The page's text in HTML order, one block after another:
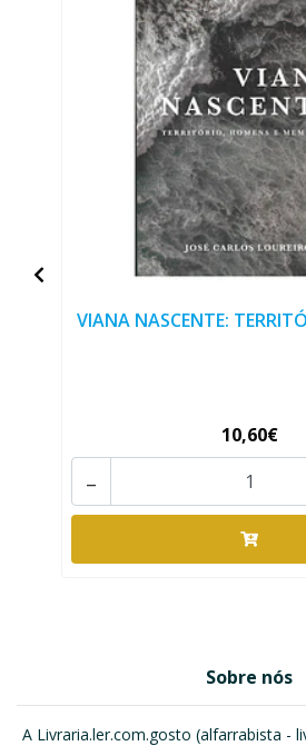
VIANA NASCENTE:
10,60€
-
Sobre nós
A Livraria.ler.com.gosto (alfarrabista -